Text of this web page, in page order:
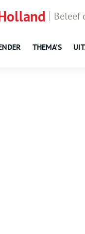
Beleef
THEMA’S